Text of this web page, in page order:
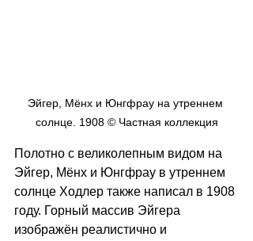
Эйгер, Мёнх и Юнгфрау на утреннем
солнце. 1908 © Частная коллекция
Полотно с великолепным видом на
Эйгер, Мёнх и Юнгфрау в утреннем
солнце Ходлер также написал в 1908
году. Горный массив Эйгера
изображён реалистично и